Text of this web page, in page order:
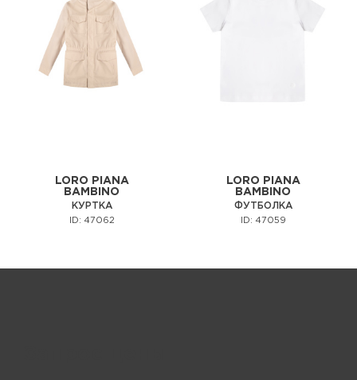
LORO PIANA
BAMBINO
КУРТКА
ID: 47062
LORO PIANA
BAMBINO
ФУТБОЛКА
ID: 47059